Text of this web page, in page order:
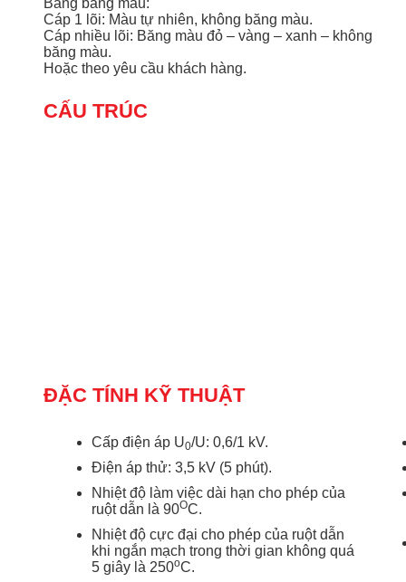
Bằng băng màu:
Cáp 1 lõi: Màu tự nhiên, không băng màu.
Cáp nhiều lõi: Băng màu đỏ – vàng – xanh – không
băng màu.
Hoặc theo yêu cầu khách hàng.
CẤU TRÚC
ĐẶC TÍNH KỸ THUẬT
Cấp điện áp U0/U: 0,6/1 kV.
Điện áp thử: 3,5 kV (5 phút).
Nhiệt độ làm việc dài hạn cho phép của
ruột dẫn là 90OC.
Nhiệt độ cực đại cho phép của ruột dẫn
khi ngắn mạch trong thời gian không quá
5 giây là 250oC.